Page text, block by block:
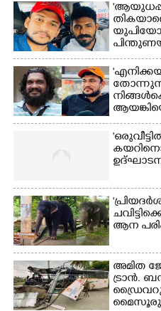
മത്സരത്തിനിടെ സിന്തറ്റിക്
ട്രാക്കിന് കുറുകെ ഓടുന്ന
നായകൾ.
ആന
അമിത
ട്രാൻ.
മൈസൂരു